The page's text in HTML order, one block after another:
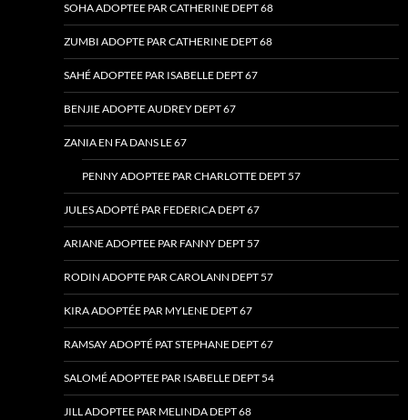
SOHA ADOPTEE PAR CATHERINE DEPT 68
ZUMBI ADOPTE PAR CATHERINE DEPT 68
SAHÉ ADOPTEE PAR ISABELLE DEPT 67
BENJIE ADOPTE AUDREY DEPT 67
ZANIA EN FA DANS LE 67
PENNY ADOPTEE PAR CHARLOTTE DEPT 57
JULES ADOPTÉ PAR FEDERICA DEPT 67
ARIANE ADOPTEE PAR FANNY DEPT 57
RODIN ADOPTE PAR CAROLANN DEPT 57
KIRA ADOPTÉE PAR MYLENE DEPT 67
RAMSAY ADOPTÉ PAT STEPHANE DEPT 67
SALOMÉ ADOPTEE PAR ISABELLE DEPT 54
JILL ADOPTEE PAR MELINDA DEPT 68